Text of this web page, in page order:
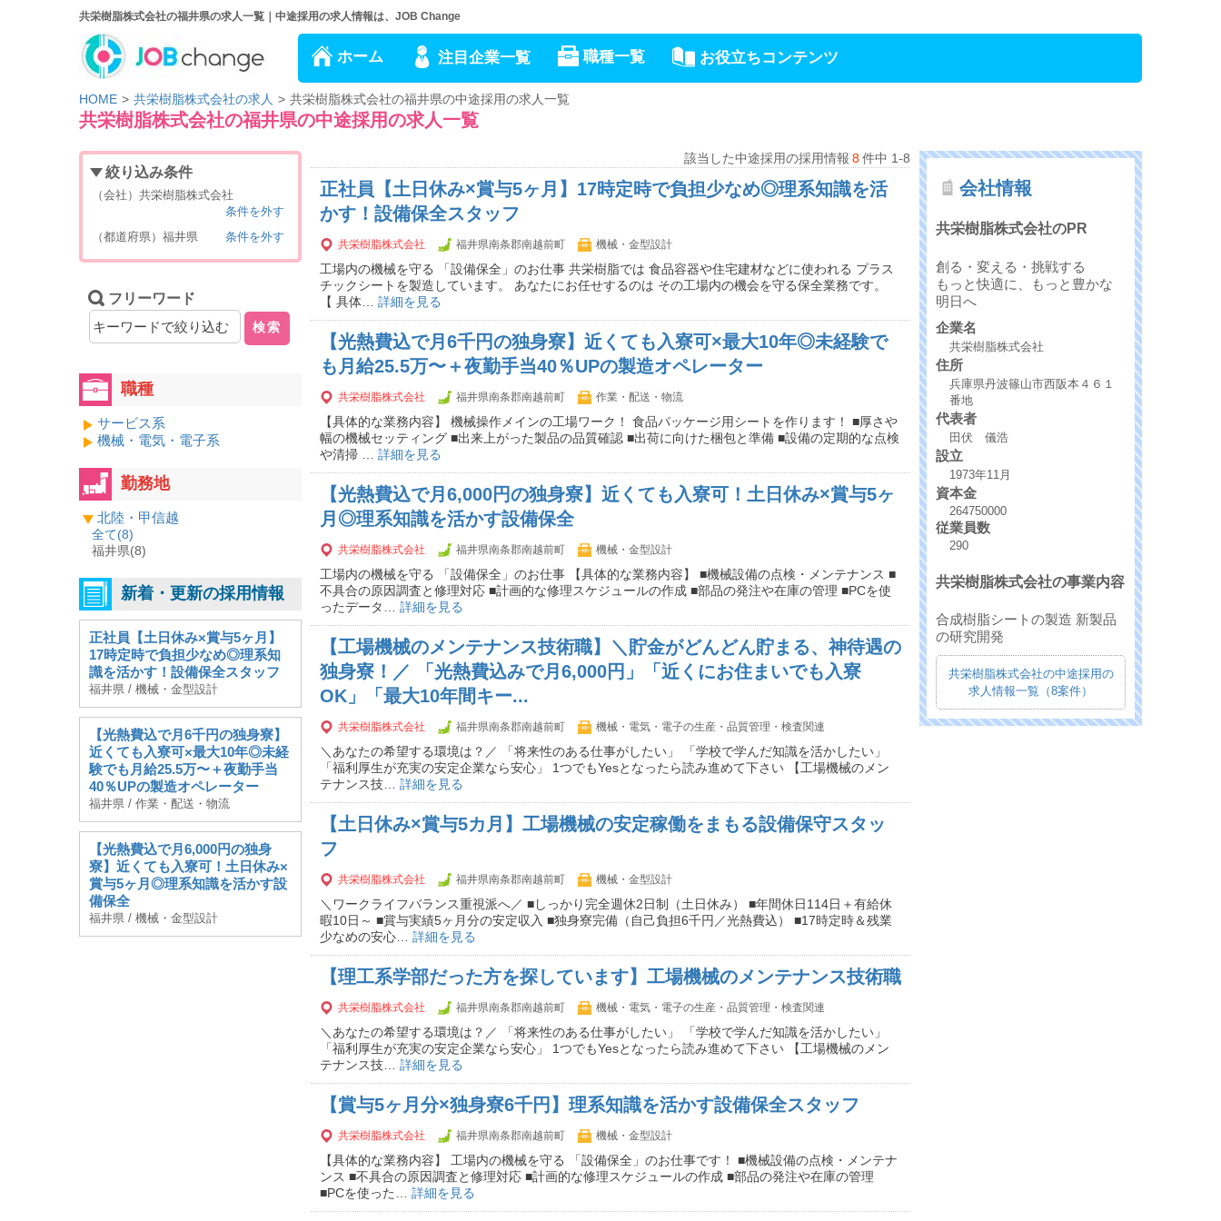
共栄樹脂株式会社の福井県の求人一覧｜中途採用の求人情報は、JOB Change
ホーム 注目企業一覧 職種一覧 お役立ちコンテンツ
HOME 共栄樹脂株式会社の求人 共栄樹脂株式会社の福井県の中途採用の求人一覧
共栄樹脂株式会社の福井県の中途採用の求人一覧
該当した中途採用の採用情報 8件中 1-8
正社員【土日休み×賞与5ヶ月】17時定時で負担少なめ◎理系知識を活
かす！設備保全スタッフ
共栄樹脂株式会社 福井県南条郡南越前町 機械・金型設計
工場内の機械を守る 「設備保全」のお仕事 共栄樹脂では 食品容器や住宅建材などに使われる プラス
チックシートを製造しています。 あなたにお任せするのは その工場内の機会を守る保全業務です。
【 具体… 詳細を見る
【光熱費込で月6千円の独身寮】近くても入寮可×最大10年◎未経験で
も月給25.5万〜＋夜勤手当40％UPの製造オペレーター
共栄樹脂株式会社 福井県南条郡南越前町 作業・配送・物流
【具体的な業務内容】 機械操作メインの工場ワーク！ 食品パッケージ用シートを作ります！ ■厚さや
幅の機械セッティング ■出来上がった製品の品質確認 ■出荷に向けた梱包と準備 ■設備の定期的な点検
や清掃 … 詳細を見る
【光熱費込で月6,000円の独身寮】近くても入寮可！土日休み×賞与5ヶ
月◎理系知識を活かす設備保全
共栄樹脂株式会社 福井県南条郡南越前町 機械・金型設計
工場内の機械を守る 「設備保全」のお仕事 【具体的な業務内容】 ■機械設備の点検・メンテナンス ■
不具合の原因調査と修理対応 ■計画的な修理スケジュールの作成 ■部品の発注や在庫の管理 ■PCを使
ったデータ… 詳細を見る
【工場機械のメンテナンス技術職】＼貯金がどんどん貯まる、神待遇の
独身寮！／ 「光熱費込みで月6,000円」「近くにお住まいでも入寮
OK」「最大10年間キー...
共栄樹脂株式会社 福井県南条郡南越前町 機械・電気・電子の生産・品質管理・検査関連
＼あなたの希望する環境は？／ 「将来性のある仕事がしたい」 「学校で学んだ知識を活かしたい」
「福利厚生が充実の安定企業なら安心」 1つでもYesとなったら読み進めて下さい 【工場機械のメン
テナンス技… 詳細を見る
【土日休み×賞与5カ月】工場機械の安定稼働をまもる設備保守スタッ
フ
共栄樹脂株式会社 福井県南条郡南越前町 機械・金型設計
＼ワークライフバランス重視派へ／ ■しっかり完全週休2日制（土日休み） ■年間休日114日＋有給休
暇10日～ ■賞与実績5ヶ月分の安定収入 ■独身寮完備（自己負担6千円／光熱費込） ■17時定時＆残業
少なめの安心… 詳細を見る
【理工系学部だった方を探しています】工場機械のメンテナンス技術職
共栄樹脂株式会社 福井県南条郡南越前町 機械・電気・電子の生産・品質管理・検査関連
＼あなたの希望する環境は？／ 「将来性のある仕事がしたい」 「学校で学んだ知識を活かしたい」
「福利厚生が充実の安定企業なら安心」 1つでもYesとなったら読み進めて下さい 【工場機械のメン
テナンス技… 詳細を見る
【賞与5ヶ月分×独身寮6千円】理系知識を活かす設備保全スタッフ
共栄樹脂株式会社 福井県南条郡南越前町 機械・金型設計
【具体的な業務内容】 工場内の機械を守る 「設備保全」のお仕事です！ ■機械設備の点検・メンテナ
ンス ■不具合の原因調査と修理対応 ■計画的な修理スケジュールの作成 ■部品の発注や在庫の管理
■PCを使った… 詳細を見る
絞り込み条件
（会社）共栄樹脂株式会社
条件を外す
（都道府県）福井県
条件を外す
フリーワード
検索
職種
サービス系
機械・電気・電子系
勤務地
北陸・甲信越
全て(8)
福井県(8)
新着・更新の採用情報
正社員【土日休み×賞与5ヶ月】
17時定時で負担少なめ◎理系知
識を活かす！設備保全スタッフ
福井県 / 機械・金型設計
【光熱費込で月6千円の独身寮】
近くても入寮可×最大10年◎未経
験でも月給25.5万〜＋夜勤手当
40％UPの製造オペレーター
福井県 / 作業・配送・物流
【光熱費込で月6,000円の独身
寮】近くても入寮可！土日休み×
賞与5ヶ月◎理系知識を活かす設
備保全
福井県 / 機械・金型設計
会社情報
共栄樹脂株式会社のPR
創る・変える・挑戦する
もっと快適に、もっと豊かな
明日へ
企業名
共栄樹脂株式会社
住所
兵庫県丹波篠山市西阪本４６１
番地
代表者
田伏 儀浩
設立
1973年11月
資本金
264750000
従業員数
290
共栄樹脂株式会社の事業内容
合成樹脂シートの製造 新製品
の研究開発
共栄樹脂株式会社の中途採用の
求人情報一覧（8案件）